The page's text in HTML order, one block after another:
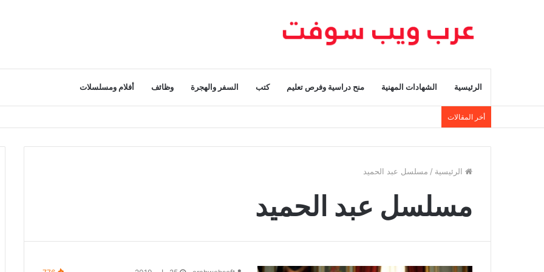
الرئيسية الشهادات المهنية منح دراسية وفرص تعليم كتب السفر والهجرة وظائف أفلام ومسلسلات
أخر المقالات
الرئيسية / مسلسل عبد الحميد
مسلسل عبد الحميد